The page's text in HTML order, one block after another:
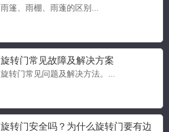
雨篷、雨棚、雨蓬的区别...
旋转门常见故障及解决方案
旋转门常见问题及解决方法。...
旋转门安全吗？为什么旋转门要有边
豪华两翼自动旋转门